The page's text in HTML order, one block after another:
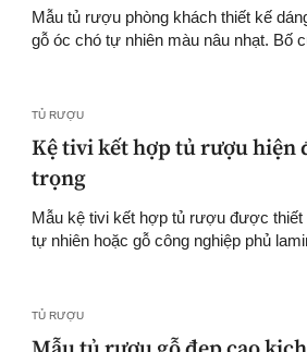
Mẫu tủ rượu phòng khách thiết kế
gỗ óc chó tự nhiên màu nâu nhạt. Bố
TỦ RƯỢU
Kệ tivi kết hợp tủ rượu hiện
trọng
Mẫu kệ tivi kết hợp tủ rượu được thiết
tự nhiên hoặc gỗ công nghiệp phủ
TỦ RƯỢU